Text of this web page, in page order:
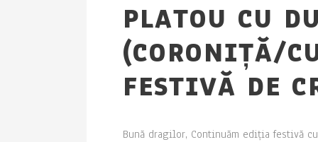
PLATOU CU
(CORONIȚĂ/
FESTIVĂ DE
Bună dragilor, Continuăm ediția festivă